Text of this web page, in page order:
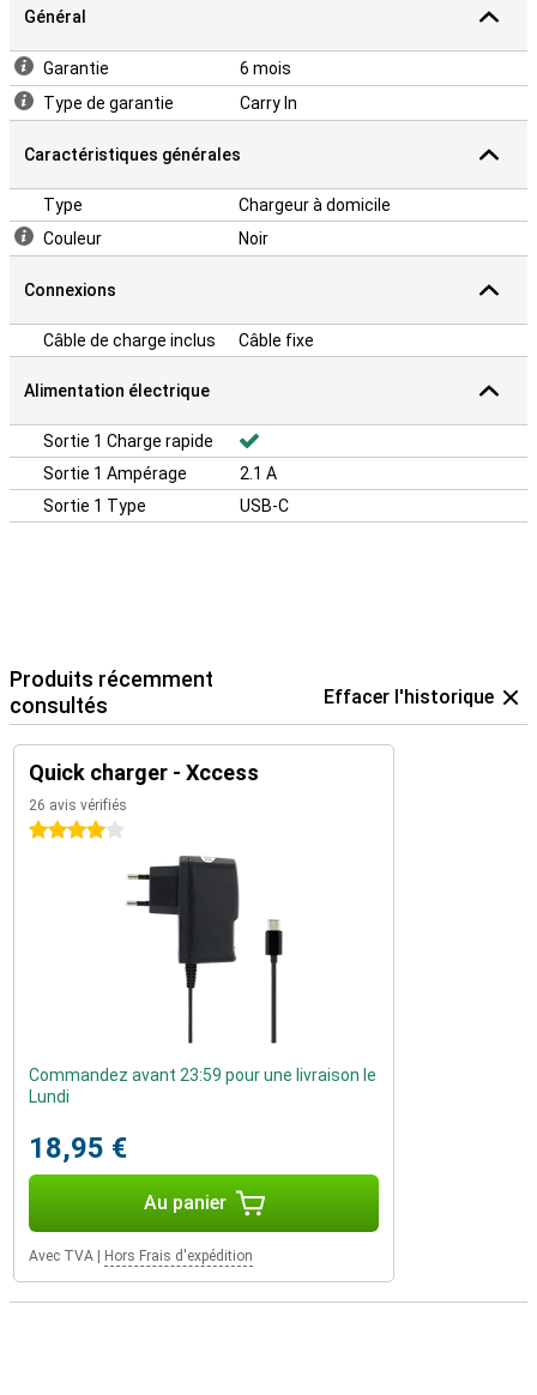
Général
Garantie
6 mois
Type de garantie
Carry In
Caractéristiques générales
Type
Chargeur à domicile
Couleur
Noir
Connexions
Câble de charge inclus Câble fixe
Alimentation électrique
Sortie 1 Charge rapide
Sortie 1 Ampérage
2.1 A
Sortie 1 Type
USB-C
Produits récemment
consultés
Effacer l'historique
Quick charger - Xccess
26 avis vérifiés
4 étoiles
Commandez avant 23:59 pour une livraison le
Lundi
18,95 €
Au panier
Avec TVA Hors Frais d'expédition